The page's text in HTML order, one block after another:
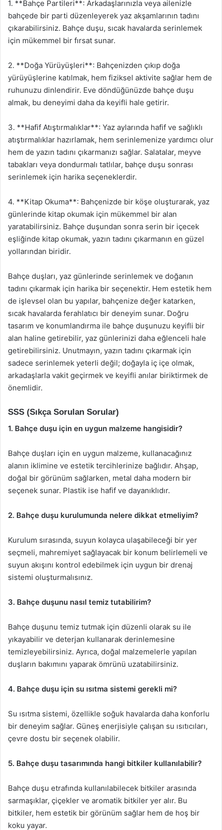
1. **Bahçe Partileri**: Arkadaşlarınızla veya ailenizle
bahçede bir parti düzenleyerek yaz akşamlarının tadını
çıkarabilirsiniz. Bahçe duşu, sıcak havalarda serinlemek
için mükemmel bir fırsat sunar.
2. **Doğa Yürüyüşleri**: Bahçenizden çıkıp doğa
yürüyüşlerine katılmak, hem fiziksel aktivite sağlar hem de
ruhunuzu dinlendirir. Eve döndüğünüzde bahçe duşu
almak, bu deneyimi daha da keyifli hale getirir.
3. **Hafif Atıştırmalıklar**: Yaz aylarında hafif ve sağlıklı
atıştırmalıklar hazırlamak, hem serinlemenize yardımcı olur
hem de yazın tadını çıkarmanızı sağlar. Salatalar, meyve
tabakları veya dondurmalı tatlılar, bahçe duşu sonrası
serinlemek için harika seçeneklerdir.
4. **Kitap Okuma**: Bahçenizde bir köşe oluşturarak, yaz
günlerinde kitap okumak için mükemmel bir alan
yaratabilirsiniz. Bahçe duşundan sonra serin bir içecek
eşliğinde kitap okumak, yazın tadını çıkarmanın en güzel
yollarından biridir.
Bahçe duşları, yaz günlerinde serinlemek ve doğanın
tadını çıkarmak için harika bir seçenektir. Hem estetik hem
de işlevsel olan bu yapılar, bahçenize değer katarken,
sıcak havalarda ferahlatıcı bir deneyim sunar. Doğru
tasarım ve konumlandırma ile bahçe duşunuzu keyifli bir
alan haline getirebilir, yaz günlerinizi daha eğlenceli hale
getirebilirsiniz. Unutmayın, yazın tadını çıkarmak için
sadece serinlemek yeterli değil; doğayla iç içe olmak,
arkadaşlarla vakit geçirmek ve keyifli anılar biriktirmek de
önemlidir.
SSS (Sıkça Sorulan Sorular)
1. Bahçe duşu için en uygun malzeme hangisidir?
Bahçe duşları için en uygun malzeme, kullanacağınız
alanın iklimine ve estetik tercihlerinize bağlıdır. Ahşap,
doğal bir görünüm sağlarken, metal daha modern bir
seçenek sunar. Plastik ise hafif ve dayanıklıdır.
2. Bahçe duşu kurulumunda nelere dikkat etmeliyim?
Kurulum sırasında, suyun kolayca ulaşabileceği bir yer
seçmeli, mahremiyet sağlayacak bir konum belirlemeli ve
suyun akışını kontrol edebilmek için uygun bir drenaj
sistemi oluşturmalısınız.
3. Bahçe duşunu nasıl temiz tutabilirim?
Bahçe duşunu temiz tutmak için düzenli olarak su ile
yıkayabilir ve deterjan kullanarak derinlemesine
temizleyebilirsiniz. Ayrıca, doğal malzemelerle yapılan
duşların bakımını yaparak ömrünü uzatabilirsiniz.
4. Bahçe duşu için su ısıtma sistemi gerekli mi?
Su ısıtma sistemi, özellikle soğuk havalarda daha konforlu
bir deneyim sağlar. Güneş enerjisiyle çalışan su ısıtıcıları,
çevre dostu bir seçenek olabilir.
5. Bahçe duşu tasarımında hangi bitkiler kullanılabilir?
Bahçe duşu etrafında kullanılabilecek bitkiler arasında
sarmaşıklar, çiçekler ve aromatik bitkiler yer alır. Bu
bitkiler, hem estetik bir görünüm sağlar hem de hoş bir
koku yayar.